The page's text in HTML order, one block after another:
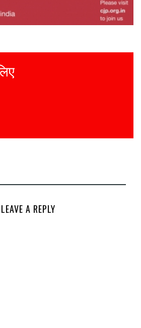
LEAVE A REPLY